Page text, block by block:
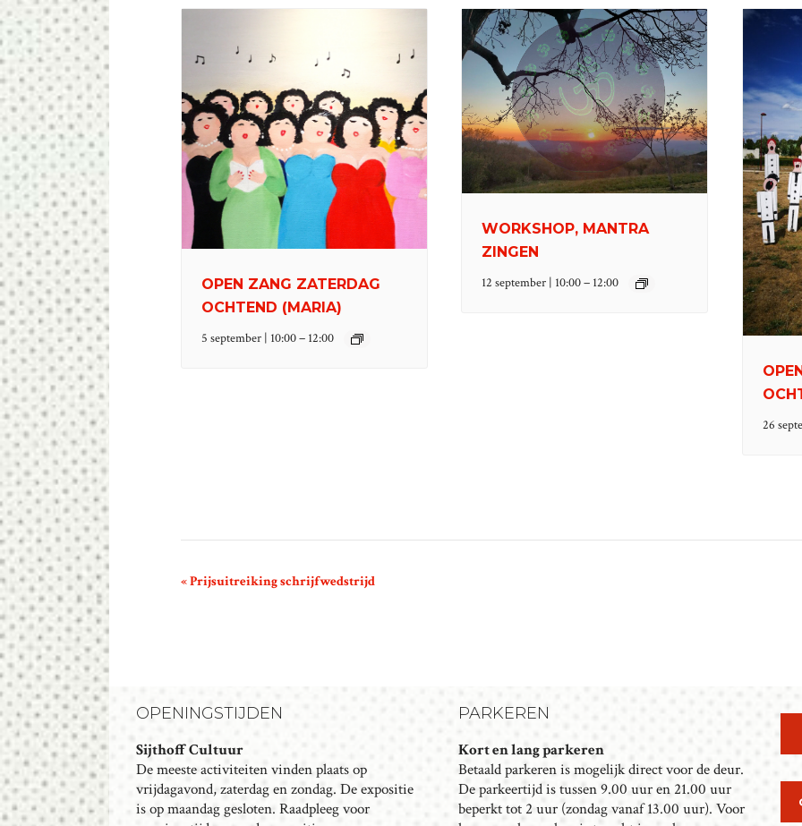
OPEN ZANG ZATERDAG
OCHTEND (MARIA)
5 september | 10:00– 12:00
WORKSHOP, MANTRA
ZINGEN
12 september | 10:00– 12:00
26
E
E
N
T
N
A
«Prijsuitreiking schrijfwedstrijd
OPENINGSTIJDEN
Sijthoff Cultuur
De meeste activiteiten vinden plaats op
vrijdagavond, zaterdag en zondag. De expositie
is op maandag gesloten. Raadpleeg voor
PARKEREN
Kort en lang parkeren
Betaald parkeren is mogelijk direct voor de deur.
De parkeertijd is tussen 9.00 uur en 21.00 uur
beperkt tot 2 uur (zondag vanaf 13.00 uur). Voor